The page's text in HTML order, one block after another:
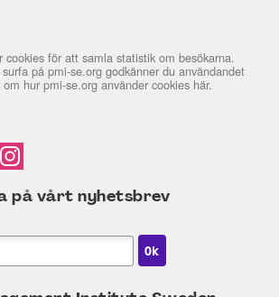
cookies för att samla statistik om besökarna.
på pmi-se.org godkänner du användandet
hur pmi-se.org använder cookies här.
på vårt nyhetsbrev